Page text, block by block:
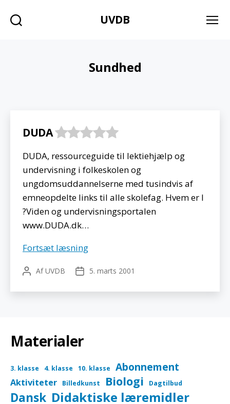
UVDB
Sundhed
DUDA
DUDA, ressourceguide til lektiehjælp og
undervisning i folkeskolen og
ungdomsuddannelserne med tusindvis af
emneopdelte links til alle skolefag. Hvem er I
?Viden og undervisningsportalen
www.DUDA.dk…
Fortsæt læsningDUDA
Indlægsforfatter
AfUVDB Indlægsdato
5. marts 2001
Materialer
3. klasse 4. klasse 10. klasse Abonnement
Aktiviteter Billedkunst Biologi Dagtilbud
Dansk Didaktiske læremidler